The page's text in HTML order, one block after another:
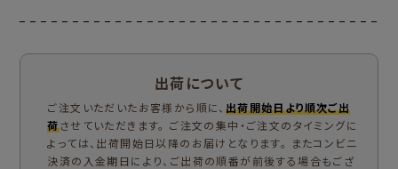
出荷について
ご注文いただいたお客様から順に、 出荷開始日より順次ご出
荷させていただきます。 ご注文の集中・ご注文のタイミングに
よっては、出荷開始日以降のお届けとなります。 またコンビニ
決済の入金期日により、ご出荷の順番が前後する場合もござ